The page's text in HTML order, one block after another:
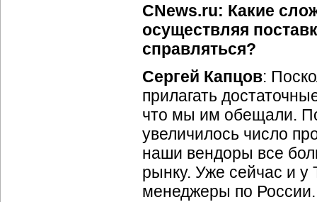
CNews.ru: Какие
осуществляя
справляться?
Сергей Капцов:
прилагать
что мы им обещали.
увеличилось число
наши вендоры все
рынку. Уже сейчас и
менеджеры по России.